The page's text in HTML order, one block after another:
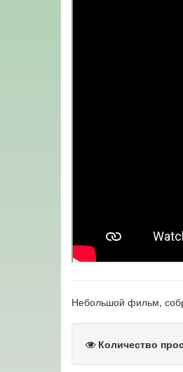
Небольшой фильм,
Количество